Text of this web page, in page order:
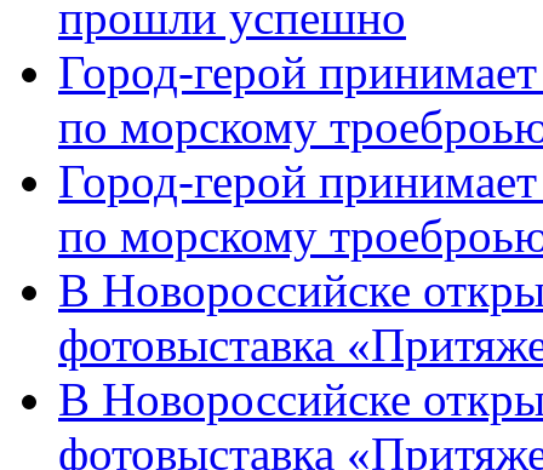
прошли успешно
Город-герой
по морскому
Город-герой
по морскому
В Новороссийске
фотовыставка
В Новороссийске
фотовыставка